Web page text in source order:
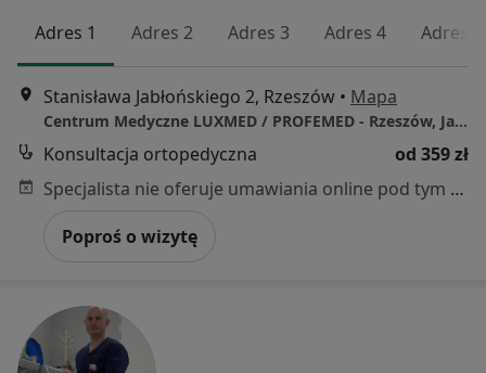
Adres 1 Adres 2 Adres 3 Adres 4 Adres 5
Stanisława Jabłońskiego 2, Rzeszów • Mapa
Centrum Medyczne LUXMED / PROFEMED - Rzeszów, Jabłońskiego 2/4
Konsultacja ortopedyczna
od 359 zł
Specjalista nie oferuje umawiania online pod tym adresem.
Poproś o wizytę